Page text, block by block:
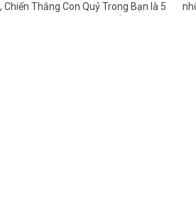
Chiến Thắng Con Quỷ Trong Bạn là 5